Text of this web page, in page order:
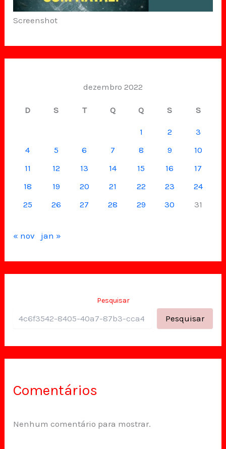
Screenshot
dezembro 2022
D S T Q Q S S
1 2
3
4
5 6 7 8 9
10
11
12 13 14 15 16
17
18
19 20 21 22 23
24
25
26 27 28 29 30 31
« nov jan »
Pesquisar
Pesquisar
Comentários
Nenhum comentário para mostrar.